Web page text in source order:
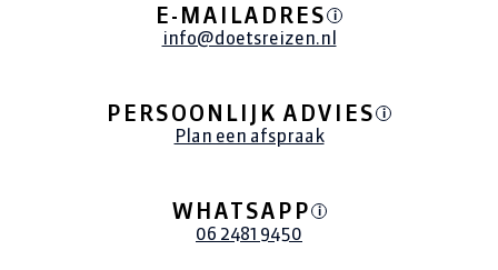
E-MAILADRES i
info@doetsreizen.nl
PERSOONLIJK ADVIES i
Plan een afspraak
WHATSAPP i
06 2481 9450